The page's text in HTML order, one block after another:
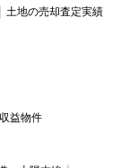
土地の売却査定実績
収益物件